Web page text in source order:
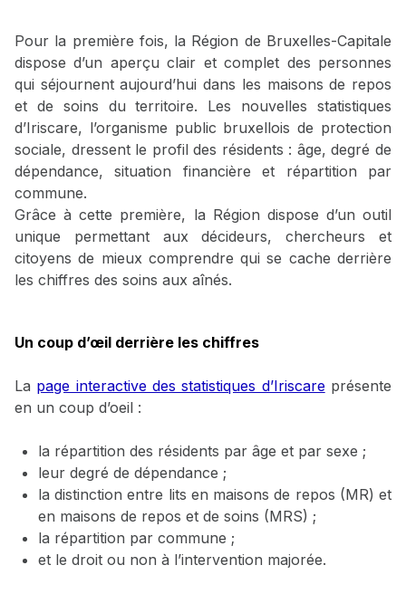
Pour la première fois, la Région de Bruxelles-Capitale
dispose d’un aperçu clair et complet des personnes
qui séjournent aujourd’hui dans les maisons de repos
et de soins du territoire. Les nouvelles statistiques
d’Iriscare, l’organisme public bruxellois de protection
sociale, dressent le profil des résidents : âge, degré de
dépendance, situation financière et répartition par
commune.
Grâce à cette première, la Région dispose d’un outil
unique permettant aux décideurs, chercheurs et
citoyens de mieux comprendre qui se cache derrière
les chiffres des soins aux aînés.
Un coup d’œil derrière les chiffres
La page interactive des statistiques d’Iriscareprésente
en un coup d’oeil :
la répartition des résidents par âge et par sexe ;
leur degré de dépendance ;
la distinction entre lits en maisons de repos (MR) et
en maisons de repos et de soins (MRS) ;
la répartition par commune ;
et le droit ou non à l’intervention majorée.